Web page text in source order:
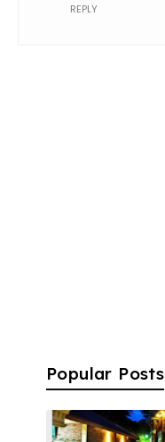
REPLY
Popular Posts